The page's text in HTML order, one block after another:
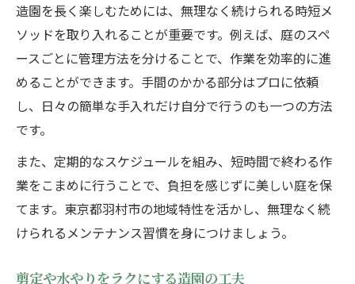
造園を長く楽しむためには、無理なく続けられる時短メ
ソッドを取り入れることが重要です。例えば、庭のスペ
ースごとに管理方法を分けることで、作業を効率的に進
めることができます。手間のかかる部分はプロに依頼
し、日々の簡単な手入れだけ自分で行うのも一つの方法
です。
また、定期的なスケジュールを組み、短時間で終わる作
業をこまめに行うことで、負担を感じずに美しい庭を保
てます。東京都羽村市の地域特性を活かし、無理なく続
けられるメンテナンス習慣を身につけましょう。
剪定や水やりをラクにする造園の工夫